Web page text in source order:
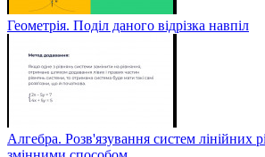
Геометрія. Поділ даного відрізка навпіл
Алгебра. Розв'язування систем лінійних